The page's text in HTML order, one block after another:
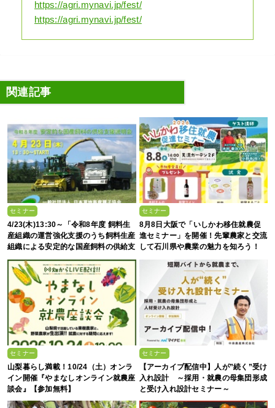
https://agri.mynavi.jp/fest/
https://agri.mynavi.jp/fest/
関連記事
セミナー
4/23(木)13:30～「令和8年度 飼料生
産組織の運営強化支援のうち飼料生産
組織による安定的な国産飼料の供給支
援」の説明会を開催します！
セミナー
8月8日大阪で「いしかわ移住就農促
進セミナー」を開催！先輩農家と交流
して石川県や農業の魅力を知ろう！
セミナー
山梨暮らし満載！10/24（土）オンラ
イン開催『やまなしオンライン就農座
談会』【参加無料】
セミナー
【アーカイブ配信中】人が”続く”受け
入れ設計 ～採用・就農の母集団形成
と受け入れ設計セミナー～